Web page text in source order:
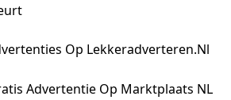
Op Lekkeradverteren.nl
Advertentie Op Marktplaats NL